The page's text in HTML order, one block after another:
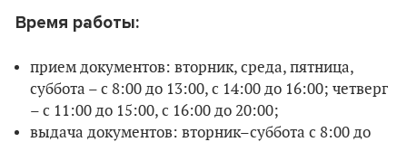
Время работы:
прием документов: вторник, среда, пятница,
суббота – с 8:00 до 13:00, с 14:00 до 16:00; четверг
– с 11:00 до 15:00, с 16:00 до 20:00;
выдача документов: вторник–суббота с 8:00 до